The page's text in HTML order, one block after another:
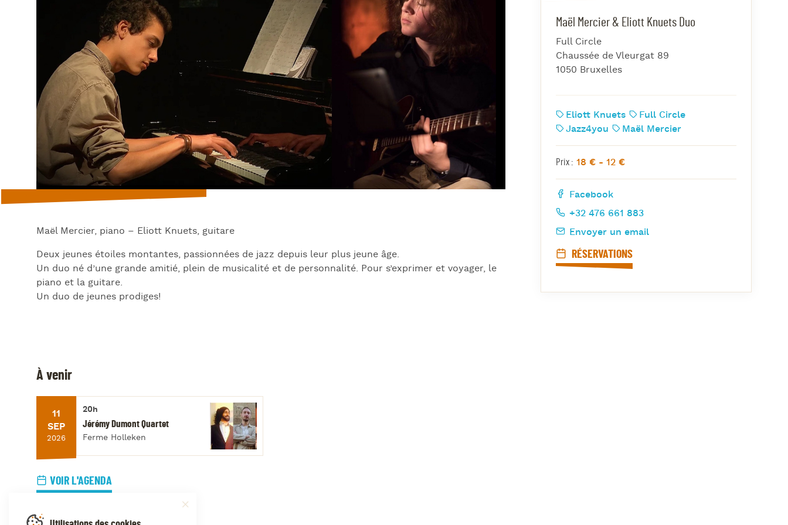
Jazz Nights
Les Midis-Jazz
Jazz au Pavillon
Jazz & Jam at CBG
Maël Mercier, piano – Eliott Knuets, guitare
Deux jeunes étoiles montantes, passionnées de jazz depuis leur plus jeune âge.
Un duo né d’une grande amitié, plein de musicalité et de personnalité. Pour s’exprimer et voyager, le
piano et la guitare.
Un duo de jeunes prodiges!
Maël Mercier & Eliott Knuets Duo
Full Circle
Chaussée de Vleurgat 89
1050 Bruxelles
Eliott Knuets
Full Circle
Jazz4you
Maël Mercier
Prix : 18 € - 12 €
Facebook
+32 476 661 883
Envoyer un email
RÉSERVATIONS
À venir
11
SEP
2026
20h
Jérémy Dumont Quartet
Ferme Holleken
VOIR L'AGENDA